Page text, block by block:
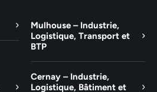
Mulhouse – Industrie,
Logistique, Transport et
BTP
Cernay – Industrie,
Logistique, Bâtiment et